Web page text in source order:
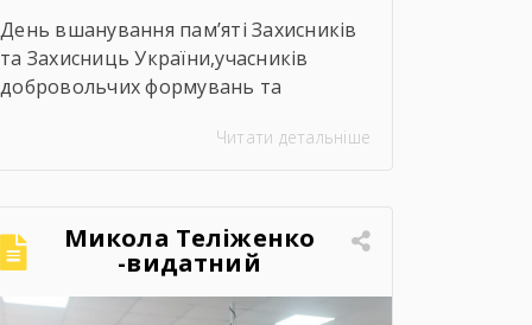
День вшанування пам’яті Захисників
та Захисниць України,учасників
добровольчих формувань та
закатовані або загинули у полоні
Читати детальніше
Микола Теліженко
-видатний
український
художник, графік,